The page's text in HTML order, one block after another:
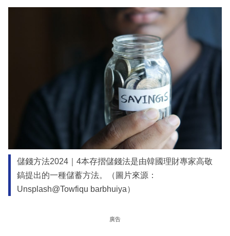
儲錢方法2024｜4本存摺儲錢法是由韓國理財專家高敬
鎬提出的一種儲蓄方法。（圖片來源：
Unsplash@Towfiqu barbhuiya）
廣告